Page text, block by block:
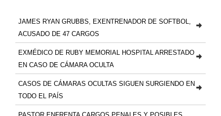
JAMES RYAN GRUBBS, EXENTRENADOR DE SOFTBOL,
ACUSADO DE 47 CARGOS
EXMÉDICO DE RUBY MEMORIAL HOSPITAL ARRESTADO
EN CASO DE CÁMARA OCULTA
CASOS DE CÁMARAS OCULTAS SIGUEN SURGIENDO EN
TODO EL PAÍS